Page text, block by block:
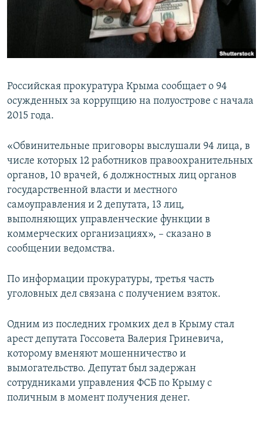
ПОБЕДИТЕЛЕЙ НЕ СУДЯТ?
КРЫМ.НЕПОКОРЕННЫЙ
Все сайты RFE/RL
Российская прокуратура Крыма сообщает о 94
осужденных за коррупцию на полуострове с начала
2015 года.
«Обвинительные приговоры выслушали 94 лица, в
числе которых 12 работников правоохранительных
органов, 10 врачей, 6 должностных лиц органов
государственной власти и местного
самоуправления и 2 депутата, 13 лиц,
выполняющих управленческие функции в
коммерческих организациях», – сказано в
сообщении ведомства.
По информации прокуратуры, третья часть
уголовных дел связана с получением взяток.
Одним из последних громких дел в Крыму стал
арест депутата Госсовета Валерия Гриневича,
которому вменяют мошенничество и
вымогательство. Депутат был задержан
сотрудниками управления ФСБ по Крыму с
поличным в момент получения денег.